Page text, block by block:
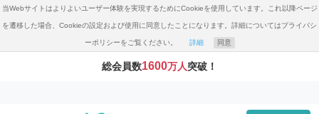
当Webサイトはよりよいユーザー体験を実現するためにCookieを使用しています。これ以降ページ
を遷移した場合、Cookieの設定および使用に同意したことになります。詳細についてはプライバシ
ーポリシーをご覧ください。 詳細 同意
総会員数1600万人突破！